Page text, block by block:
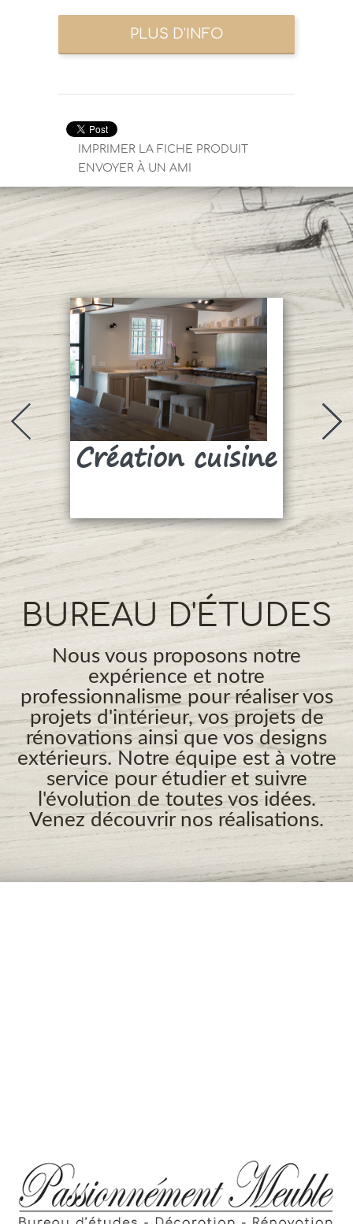
IMPRIMER LA FICHE PRODUIT
ENVOYER À UN AMI
Création cuisine
BUREAU D'ÉTUDES
Nous vous proposons notre
expérience et notre
professionnalisme pour réaliser vos
projets d'intérieur, vos projets de
rénovations ainsi que vos designs
extérieurs. Notre équipe est à votre
service pour étudier et suivre
l'évolution de toutes vos idées.
Venez découvrir nos réalisations.